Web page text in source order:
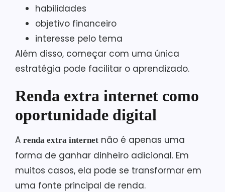
habilidades
objetivo financeiro
interesse pelo tema
Além disso, começar com uma única
estratégia pode facilitar o aprendizado.
Renda extra internet como
oportunidade digital
A renda extra internet não é apenas uma
forma de ganhar dinheiro adicional. Em
muitos casos, ela pode se transformar em
uma fonte principal de renda.